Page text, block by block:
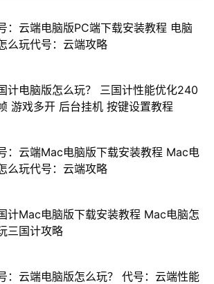
：云端电脑版PC端下载安装教程 电脑
么玩代号：云端攻略
计电脑版怎么玩？ 三国计性能优化240
游戏多开 后台挂机 按键设置教程
：云端Mac电脑版下载安装教程 Mac电
么玩代号：云端攻略
计Mac电脑版下载安装教程 Mac电脑怎
三国计攻略
：云端电脑版怎么玩？ 代号：云端性能